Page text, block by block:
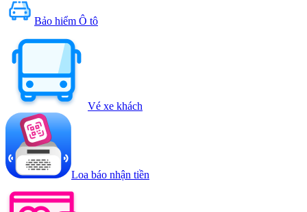
Bảo hiểm Ô tô
Vé xe khách
Loa báo nhận tiền